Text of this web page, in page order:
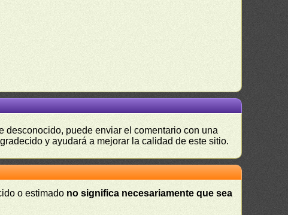
desconocido, puede enviar el comentario con una
y ayudará a mejorar la calidad de este sitio.
o estimado no significa necesariamente que sea